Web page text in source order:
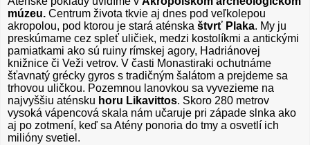
múzeu. Centrum života tkvie aj dnes pod veľkolepou
akropolou, pod ktorou je stará aténskaštvrť Plaka. My ju
preskúmame cez spleť uličiek, medzi kostolíkmi a antickými
pamiatkami ako sú ruiny rímskej agory, Hadriánovej
knižnice či Veži vetrov. V časti Monastiraki ochutnáme
šťavnatý grécky gyros s tradičným šalátom a prejdeme sa
trhovou uličkou. Pozemnou lanovkou sa vyvezieme na
najvyššiu aténsku horu Likavittos. Skoro 280 metrov
vysoká vápencová skala nám učaruje pri západe slnka ako
aj po zotmení, keď sa Atény ponoria do tmy a osvetlí ich
milióny svetiel.